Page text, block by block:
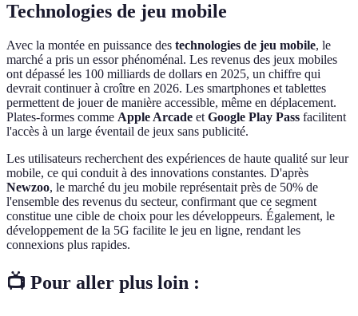
Technologies de jeu mobile
Avec la montée en puissance des technologies de jeu mobile, le
marché a pris un essor phénoménal. Les revenus des jeux mobiles
ont dépassé les 100 milliards de dollars en 2025, un chiffre qui
devrait continuer à croître en 2026. Les smartphones et tablettes
permettent de jouer de manière accessible, même en déplacement.
Plates-formes comme Apple Arcade et Google Play Pass facilitent
l'accès à un large éventail de jeux sans publicité.
Les utilisateurs recherchent des expériences de haute qualité sur leur
mobile, ce qui conduit à des innovations constantes. D'après
Newzoo, le marché du jeu mobile représentait près de 50% de
l'ensemble des revenus du secteur, confirmant que ce segment
constitue une cible de choix pour les développeurs. Également, le
développement de la 5G facilite le jeu en ligne, rendant les
connexions plus rapides.
📺 Pour aller plus loin :